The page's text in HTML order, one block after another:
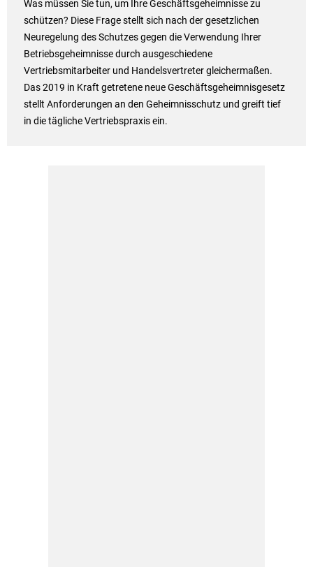
Was müssen Sie tun, um Ihre Geschäftsgeheimnisse zu
schützen? Diese Frage stellt sich nach der gesetzlichen
Neuregelung des Schutzes gegen die Verwendung Ihrer
Betriebsgeheimnisse durch ausgeschiedene
Vertriebsmitarbeiter und Handelsvertreter gleichermaßen.
Das 2019 in Kraft getretene neue Geschäftsgeheimnisgesetz
stellt Anforderungen an den Geheimnisschutz und greift tief
in die tägliche Vertriebspraxis ein.